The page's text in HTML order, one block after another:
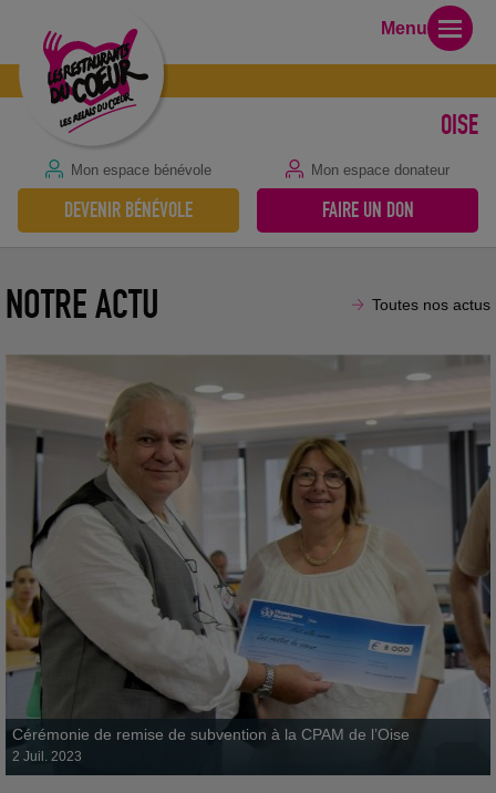
OISE
Mon espace bénévole Mon espace donateur
DEVENIR BÉNÉVOLE FAIRE UN DON
Menu
NOTRE ACTU Toutes nos actus
Cérémonie de remise de subvention à la CPAM de l’Oise
2 Juil. 2023
2 juillet 2023
Cérémonie de remise de subvention à la CPAM de l’Oise
12 mai 2023
Don d’un véhicule par la SANEF